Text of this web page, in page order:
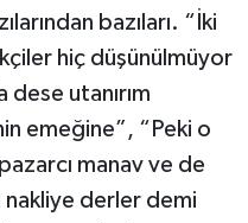
bazıları. “İki
hiç düşünülmüyor
utanırım
emeğine”, “Peki o
manav ve de
derler demi